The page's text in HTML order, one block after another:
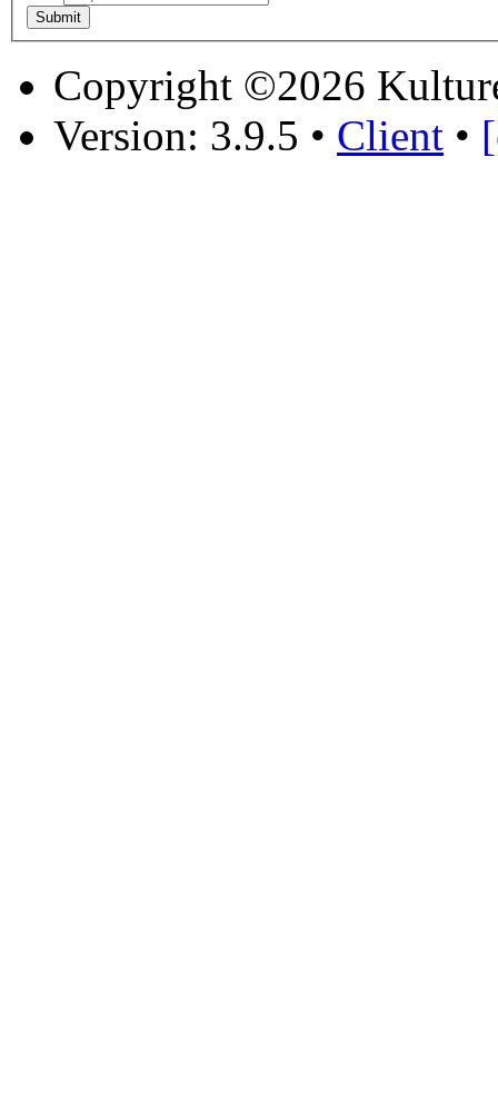
Copyright ©2026
Version: 3.9.5 • Client •